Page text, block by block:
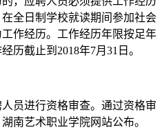
全日制学校就读期间参加社会
作经历。工作经历年限按足年
历截止到2018年7月31日。
员进行资格审查。通过资格审
南艺术职业学院网站公布。